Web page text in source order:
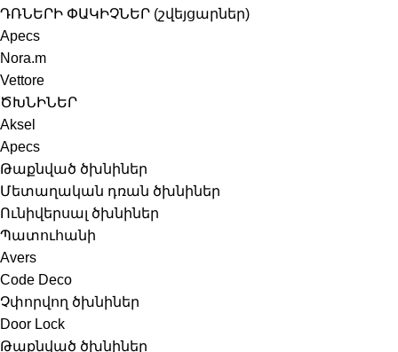
ԴՌՆԵՐԻ ՓԱԿԻՉՆԵՐ (շվեյցարներ)
Apecs
Nora.m
Vettore
ԾԽՆԻՆԵՐ
Aksel
Apecs
Թաքնված ծխնիներ
Մետաղական դռան ծխնիներ
Ունիվերսալ ծխնիներ
Պատուհանի
Avers
Code Deco
Չփորվող ծխնիներ
Door Lock
Թաքնված ծխնիներ